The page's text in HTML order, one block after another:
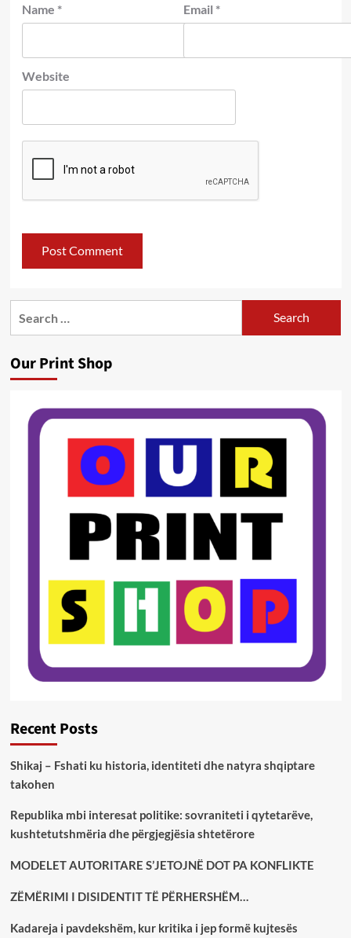
Name * Email *
Website
Our Print Shop
Recent Posts
Shikaj – Fshati ku historia, identiteti dhe natyra shqiptare
takohen
Republika mbi interesat politike: sovraniteti i qytetarëve,
kushtetutshmëria dhe përgjegjësia shtetërore
MODELET AUTORITARE S’JETOJNË DOT PA KONFLIKTE
ZËMËRIMI I DISIDENTIT TË PËRHERSHËM…
Kadareja i pavdekshëm, kur kritika i jep formë kujtesës